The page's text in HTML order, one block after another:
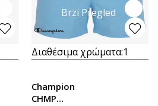
Brzi Pregled
Διαθέσιμα χρώματα:1
Champion
CHMP